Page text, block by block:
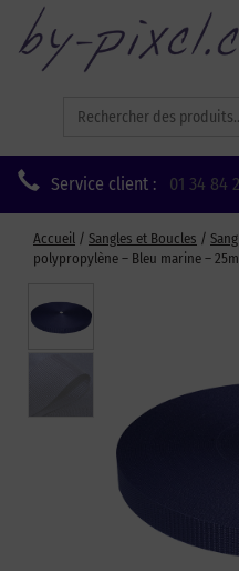
for:
Service client : 01 34 84
Accueil / Sangles et Boucles /
polypropylène – Bleu marine –